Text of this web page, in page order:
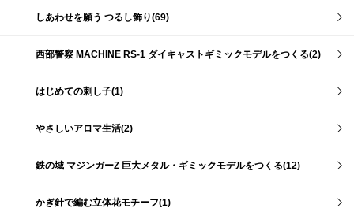
しあわせを願う つるし飾り(69)
西部警察 MACHINE RS-1 ダイキャストギミックモデルをつくる(2)
はじめての刺し子(1)
やさしいアロマ生活(2)
鉄の城 マジンガーZ 巨大メタル・ギミックモデルをつくる(12)
かぎ針で編む立体花モチーフ(1)